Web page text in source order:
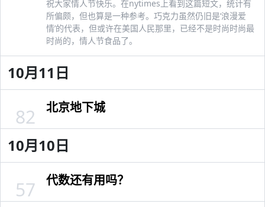
祝大家情人节快乐。在nytimes上看到这篇短文，统计有
所偏颇，但也算是一种参考。巧克力虽然仍旧是‘浪漫爱
情’的代表，但或许在美国人民那里，已经不是时尚时尚最
时尚的，情人节食品了。
10月11日
北京地下城
82
10月10日
代数还有用吗？
57